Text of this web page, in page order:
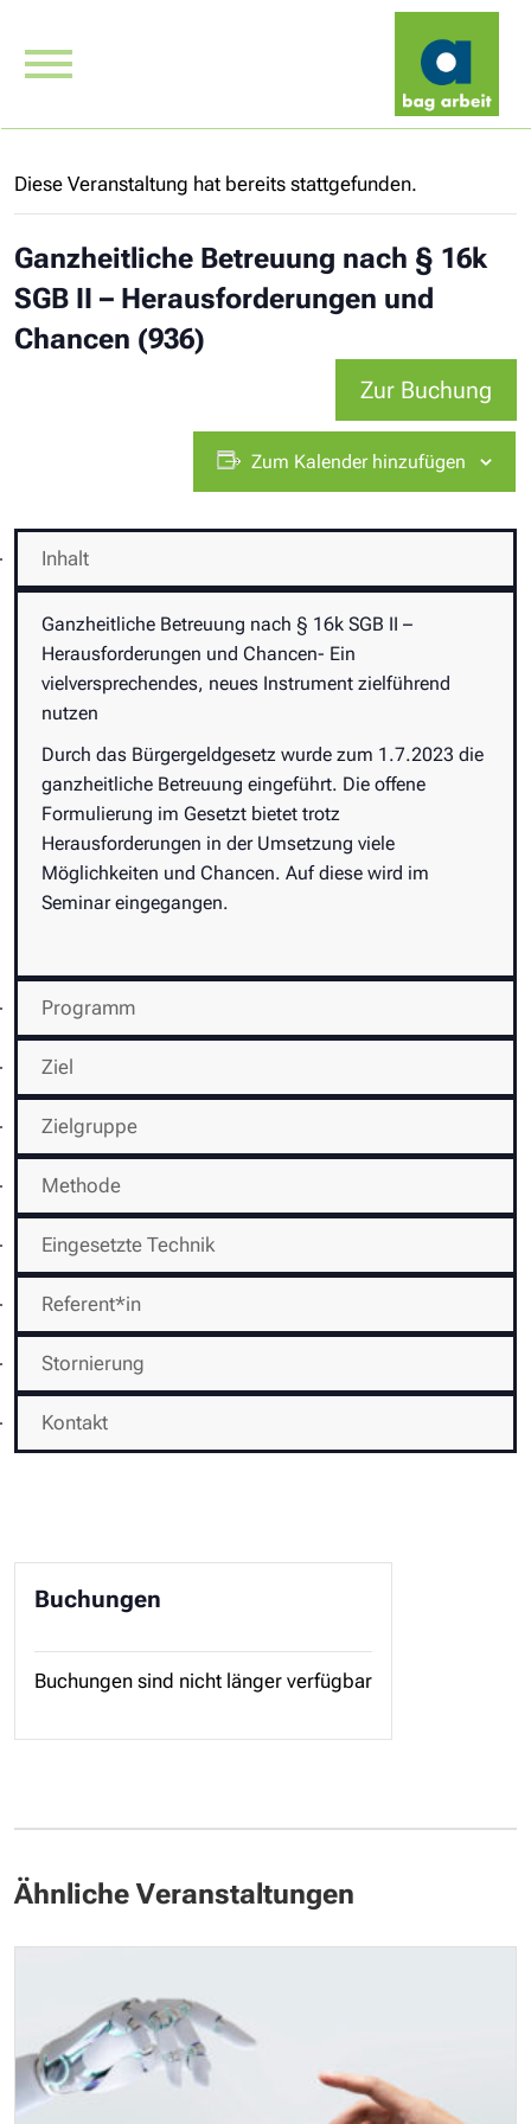
Diese Veranstaltung hat bereits stattgefunden.
Ganzheitliche Betreuung nach § 16k
SGB II – Herausforderungen und
Chancen (936)
Zur Buchung
Zum Kalender hinzufügen
Inhalt
Ganzheitliche Betreuung nach § 16k SGB II –
Herausforderungen und Chancen- Ein
vielversprechendes, neues Instrument zielführend
nutzen
Durch das Bürgergeldgesetz wurde zum 1.7.2023 die
ganzheitliche Betreuung eingeführt. Die offene
Formulierung im Gesetzt bietet trotz
Herausforderungen in der Umsetzung viele
Möglichkeiten und Chancen. Auf diese wird im
Seminar eingegangen.
Programm
Ziel
Zielgruppe
Methode
Eingesetzte Technik
Referent*in
Stornierung
Kontakt
Buchungen
Buchungen sind nicht länger verfügbar
Ähnliche Veranstaltungen